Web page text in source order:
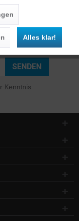
SENDEN
Kenntnis
Alles klar!